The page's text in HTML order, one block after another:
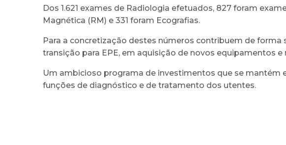
Dos 1.621 exames de Radiologia efetuados, 827 foram
Magnética (RM) e 331 foram Ecografias.
Para a concretização destes números contribuem de
transição para EPE, em aquisição de novos equipamentos
Um ambicioso programa de investimentos que se mantém
funções de diagnóstico e de tratamento dos utentes.